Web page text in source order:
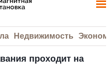
Недвижимость
проходит на